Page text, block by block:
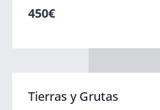
450€
Tierras y Grutas